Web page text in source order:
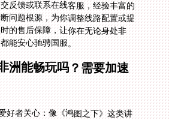
能安心驰骋国服。
洲能畅玩吗？需要加速
好者关心：像《鸿图之下》这类讲
的大型国战手游，在非洲能玩吗？
度完全依赖优秀的游戏加速器支
延迟在策略游戏中影响尤为致命
果延迟严重，可能贻误战机，导
前文所述的智能加速器，连接国服
洲当地有优质节点并能稳定获得
线时，将极大地改善操作响应速
止掉线，让在非玩家也能在广阔的